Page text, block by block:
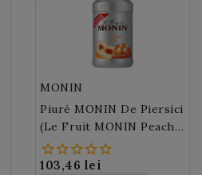
MONIN
Piuré MONIN De Piersici
(Le Fruit MONIN Peach)
100 Cl
103,46 lei